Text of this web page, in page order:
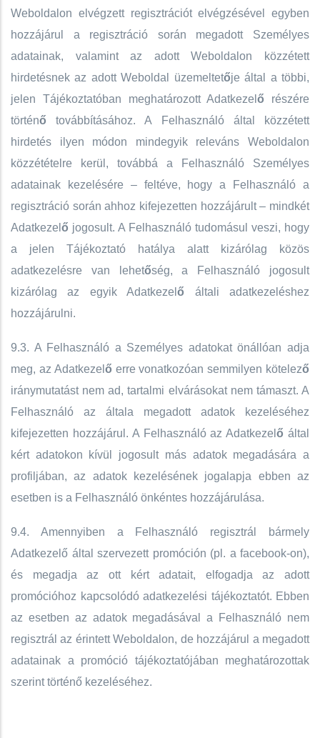
Weboldalon elvégzett regisztrációt elvégzésével egyben
hozzájárul a regisztráció során megadott Személyes
adatainak, valamint az adott Weboldalon közzétett
hirdetésnek az adott Weboldal üzemeltetője által a többi,
jelen Tájékoztatóban meghatározott Adatkezelő részére
történő továbbításához. A Felhasználó által közzétett
hirdetés ilyen módon mindegyik releváns Weboldalon
közzétételre kerül, továbbá a Felhasználó Személyes
adatainak kezelésére – feltéve, hogy a Felhasználó a
regisztráció során ahhoz kifejezetten hozzájárult – mindkét
Adatkezel ő jogosult. A Felhasználó tudomásul veszi, hogy
a jelen Tájékoztató hatálya alatt kizárólag közös
adatkezelésre van lehetőség, a Felhasználó jogosult
kizárólag az egyik Adatkezelő általi adatkezeléshez
hozzájárulni.
9.3. A Felhasználó a Személyes adatokat önállóan adja
meg, az Adatkezel ő erre vonatkozóan semmilyen kötelező
iránymutatást nem ad, tartalmi elvárásokat nem támaszt. A
Felhasználó az általa megadott adatok kezeléséhez
kifejezetten hozzájárul. A Felhasználó az Adatkezelő által
kért adatokon kívül jogosult más adatok megadására a
profiljában, az adatok kezelésének jogalapja ebben az
esetben is a Felhasználó önkéntes hozzájárulása.
9.4. Amennyiben a Felhasználó regisztrál bármely
Adatkezelő által szervezett promóción (pl. a facebook-on),
és megadja az ott kért adatait, elfogadja az adott
promócióhoz kapcsolódó adatkezelési tájékoztatót. Ebben
az esetben az adatok megadásával a Felhasználó nem
regisztrál az érintett Weboldalon, de hozzájárul a megadott
adatainak a promóció tájékoztatójában meghatározottak
szerint történő kezeléséhez.